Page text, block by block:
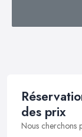
des prix
Nous cherchons